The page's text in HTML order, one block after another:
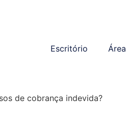
Escritório
de cobrança indevida?